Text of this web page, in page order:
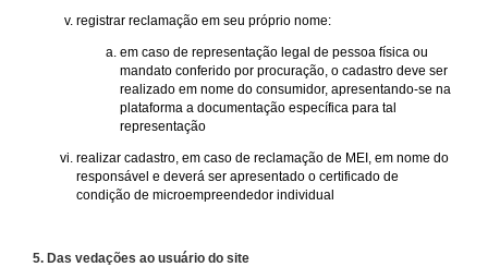
registrar reclamação em seu próprio nome:
em caso de representação legal de pessoa física ou
mandato conferido por procuração, o cadastro deve ser
realizado em nome do consumidor, apresentando-se na
plataforma a documentação específica para tal
representação
realizar cadastro, em caso de reclamação de MEI, em nome do
responsável e deverá ser apresentado o certificado de
condição de microempreendedor individual
5. Das vedações ao usuário do site